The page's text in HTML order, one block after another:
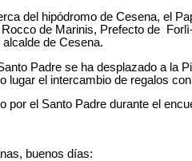
del hipódromo de Cesena, el
de Marinis, Prefecto de
de Cesena.
Padre se ha desplazado a la
lugar el intercambio de regalos
por el Santo Padre durante el
buenos días: